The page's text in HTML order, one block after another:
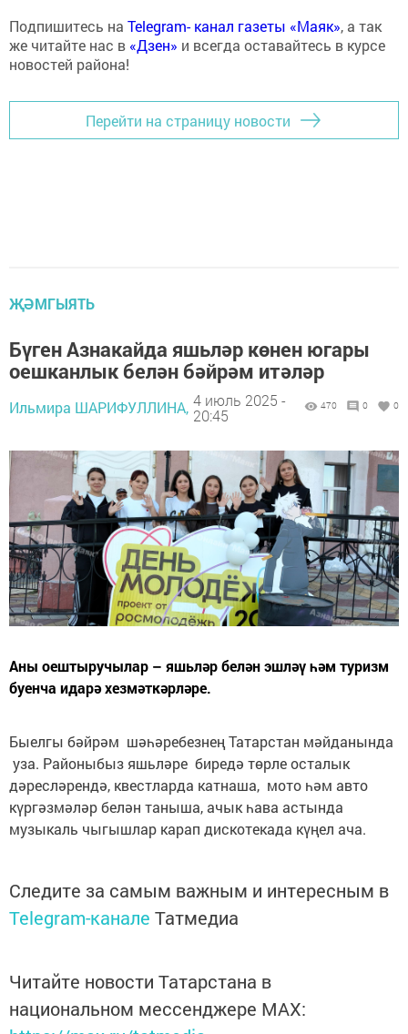
Подпишитесь на Telegram- канал газеты «Маяк», а так
же читайте нас в «Дзен» и всегда оставайтесь в курсе
новостей района!
Перейти на страницу новости
ҖӘМГЫЯТЬ
Бүген Азнакайда яшьләр көнен югары
оешканлык белән бәйрәм итәләр
Ильмира ШАРИФУЛЛИНА, 4 июль 2025 -
20:45
470 0 0
Аны оештыручылар – яшьләр белән эшләү һәм туризм
буенча идарә хезмәткәрләре.
Быелгы бәйрәм шәһәребезнең Татарстан мәйданында
уза. Районыбыз яшьләре биредә төрле осталык
дәресләрендә, квестларда катнаша, мото һәм авто
күргәзмәләр белән таныша, ачык һава астында
музыкаль чыгышлар карап дискотекада күңел ача.
Следите за самым важным и интересным в
Telegram-канале Татмедиа
Читайте новости Татарстана в
национальном мессенджере MАХ: